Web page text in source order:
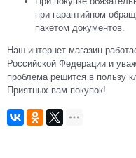
при гарантийном
пакетом документов.
Наш интернет магазин
Российской Федерации и
проблема решится в пользу
Приятных вам покупок!